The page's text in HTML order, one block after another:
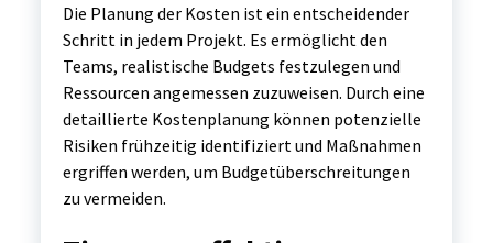
Die Planung der Kosten ist ein entscheidender
Schritt in jedem Projekt. Es ermöglicht den
Teams, realistische Budgets festzulegen und
Ressourcen angemessen zuzuweisen. Durch eine
detaillierte Kostenplanung können potenzielle
Risiken frühzeitig identifiziert und Maßnahmen
ergriffen werden, um Budgetüberschreitungen
zu vermeiden.